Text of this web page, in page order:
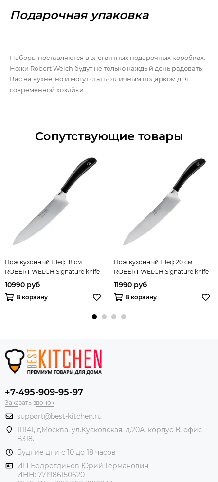
Подарочная упаковка
Наборы поставляются в элегантных подарочных коробках.
Ножи Robert Welch будут не только каждый день радовать
Вас на кухне, но и могут стать отличным подарком для
современной хозяйки.
Сопутствующие товары
Нож кухонный Шеф 18 см
ROBERT WELCH Signature knife
арт. SIGSA2034V
10990 руб
В корзину
Нож кухонный Шеф 20 см
ROBERT WELCH Signature knife
арт. SIGSA2035V
11990 руб
В корзину
+7-495-909-95-97
Заказать звонок
support@best-kitchen.ru
111141, г,Москва, ул.Кусковская, д.20А, корпус В, офис
В318.
Будние дни с 10 до 18 часов
ИП Бедретдинов Юрий Германович
ИНН: 771986150620